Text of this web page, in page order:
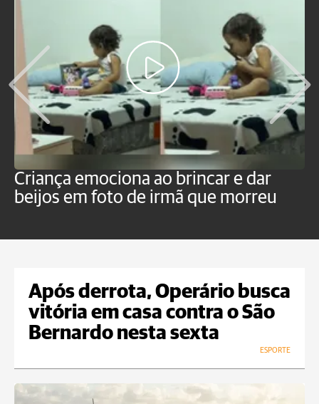
Criança emociona ao brincar e dar
beijos em foto de irmã que morreu
Após derrota, Operário busca
vitória em casa contra o São
Bernardo nesta sexta
ESPORTE